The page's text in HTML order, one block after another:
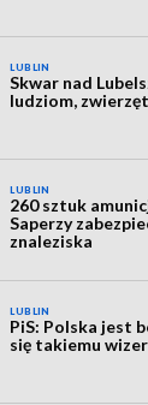
LUBLIN
Skwar nad
ludziom,
LUBLIN
260 sztuk
Saperzy
znaleziska
LUBLIN
PiS: Polska jest
się takiemu